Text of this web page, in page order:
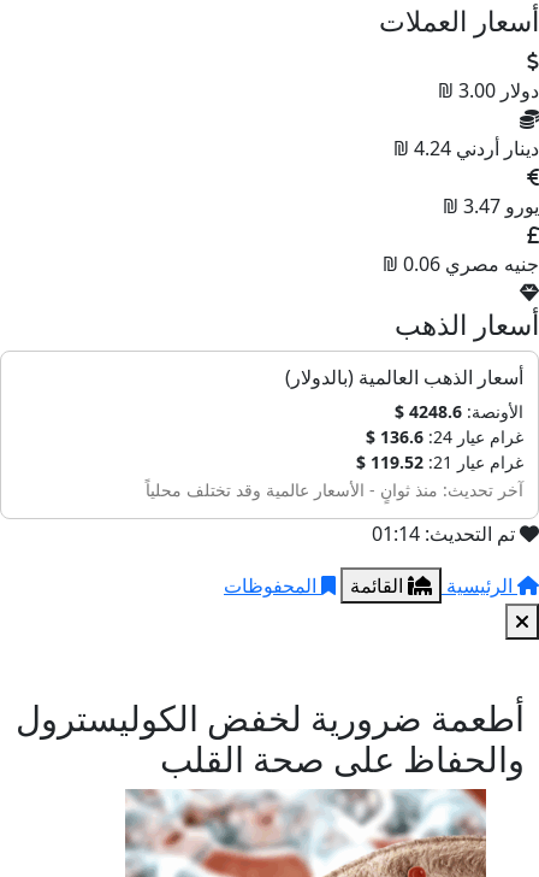
أسعار العملات
دولار 3.00 ₪
دينار أردني 4.24 ₪
يورو 3.47 ₪
جنيه مصري 0.06 ₪
أسعار الذهب
أسعار الذهب العالمية (بالدولار)
الأونصة: 4248.6 $
غرام عيار 24:
136.6 $
غرام عيار 21:
119.52 $
آخر تحديث: منذ ثوانٍ - الأسعار عالمية وقد تختلف محلياً
تم التحديث: 01:14
الرئيسية
القائمة المحفوظات
أطعمة ضرورية لخفض الكوليسترول
والحفاظ على صحة القلب